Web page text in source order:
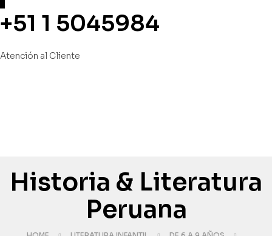
+51 1 5045984
Atención al Cliente
Historia & Literatura
Peruana